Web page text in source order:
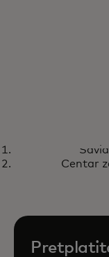
Poslušajte
Centar